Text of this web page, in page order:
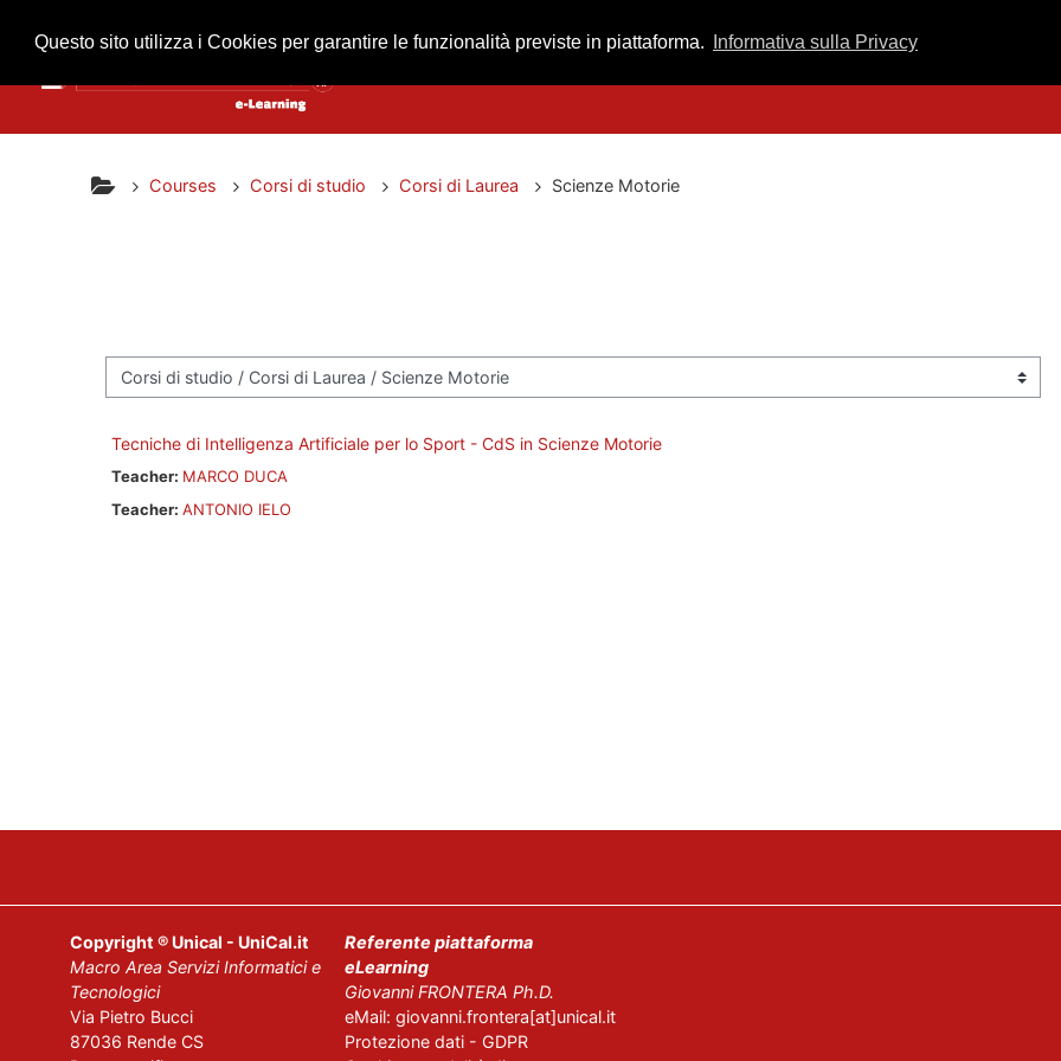
Questo sito utilizza i Cookies per garantire le funzionalità previste in piattaforma. Informativa sulla Privacy
Courses Corsi di studio Corsi di Laurea Scienze Motorie
Course categories
Tecniche di Intelligenza Artificiale per lo Sport - CdS in Scienze Motorie
Teacher: MARCO DUCA
Teacher:ANTONIO IELO
Copyright ® Unical - UniCal.it
Macro AreaServiziInformatici e
Tecnologici
Via Pietro Bucci
87036 Rende CS
Referente piattaforma
eLearning
Giovanni FRONTERA Ph.D.
eMail: giovanni.frontera[at]unical.it
Protezione dati - GDPR